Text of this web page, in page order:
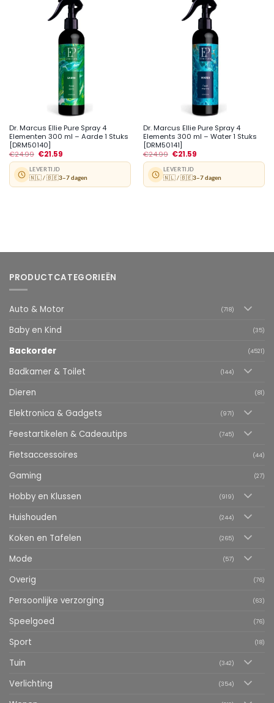
Dr. Marcus Ellie Pure Spray 4
Elementen 300 ml – Aarde 1 Stuks
[DRM50140]
€24.99 €21.59
LEVERTIJD
🇳🇱 / 🇧🇪3–7 dagen
Dr. Marcus Ellie Pure Spray 4
Elements 300 ml – Water 1 Stuks
[DRM50141]
€24.99 €21.59
LEVERTIJD
🇳🇱 / 🇧🇪3–7 dagen
PRODUCTCATEGORIEËN
Auto & Motor (718)
Baby en Kind (35)
Backorder (4521)
Badkamer & Toilet (144)
Dieren (81)
Elektronica & Gadgets (971)
Feestartikelen & Cadeautips (745)
Fietsaccessoires (44)
Gaming (27)
Hobby en Klussen (919)
Huishouden (244)
Koken en Tafelen (265)
Mode (57)
Overig (76)
Persoonlijke verzorging (63)
Speelgoed (76)
Sport (18)
Tuin (342)
Verlichting (354)